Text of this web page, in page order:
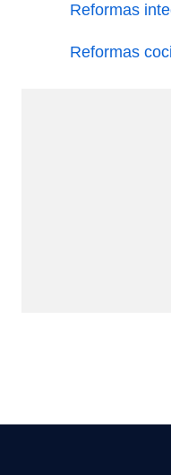
Reformas
Reformas